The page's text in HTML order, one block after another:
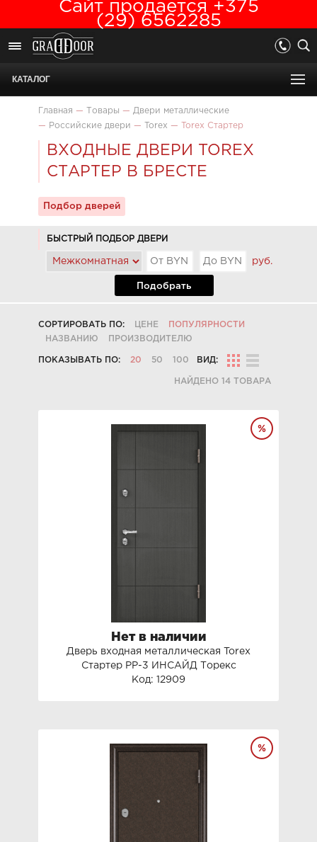
Сайт продается +375
(29) 6562285
КАТАЛОГ
Главная — Товары — Двери металлические
—
Российские двери — Torex — Torex Стартер
ВХОДНЫЕ ДВЕРИ TOREX
СТАРТЕР В БРЕСТЕ
Подбор дверей
БЫСТРЫЙ ПОДБОР ДВЕРИ
руб.
Подобрать
СОРТИРОВАТЬ ПО: ЦЕНЕ
ПОПУЛЯРНОСТИ
НАЗВАНИЮ
ПРОИЗВОДИТЕЛЮ
ПОКАЗЫВАТЬ ПО: 20 50 100 ВИД:
НАЙДЕНО 14 ТОВАРА
Нет в наличии
Дверь входная металлическая Torex
Стартер РР-3 ИНСАЙД Торекс
Код: 12909